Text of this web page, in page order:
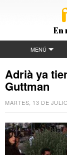
En
MENÚ
Adrià ya
Guttman
MARTES, 13 DE